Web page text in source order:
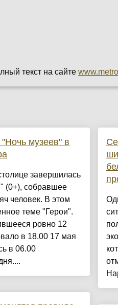
текст на сайте
музеев" в
завершилась
(0+), собравшее
человек. В этом
теме "Герои".
ровно 12
в 18.00 17 мая
в 06.00